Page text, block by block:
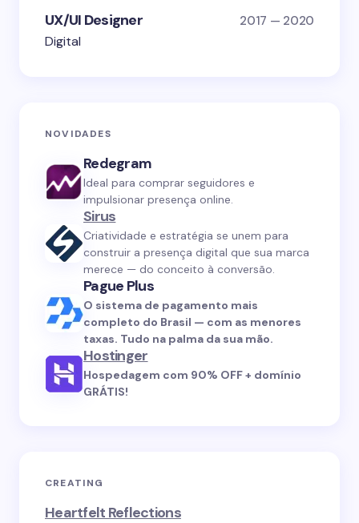
UX/UI Designer 2017 — 2020
Digital
NOVIDADES
Redegram
Ideal para comprar seguidores e
impulsionar presença online.
Sirus
Criatividade e estratégia se unem para
construir a presença digital que sua marca
merece — do conceito à conversão.
Pague Plus
O sistema de pagamento mais
completo do Brasil — com as menores
taxas. Tudo na palma da sua mão.
Hostinger
Hospedagem com 90% OFF + domínio
GRÁTIS!
CREATING
Heartfelt Reflections